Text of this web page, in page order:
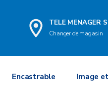
TELE MENAGER
Changer de magasin
Encastrable Image